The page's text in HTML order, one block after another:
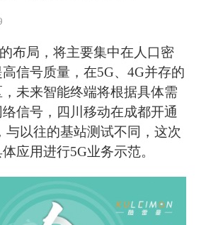
布局，将主要集中在人口密
信号质量，在5G、4G并存的
未来智能终端将根据具体需
信号，四川移动在成都开通
与以往的基站测试不同，这次
应用进行5G业务示范。